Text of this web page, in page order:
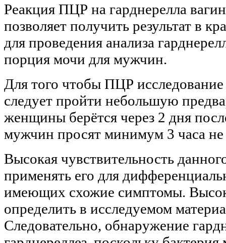
Реакция ПЦР на гарднерелла
позволяет получить результат в
для проведения анализа
порция мочи для мужчин.
Для того чтобы ПЦР
следует пройти небольшую
женщины берётся через 2 дня
мужчин просят минимум 3 часа не
Высокая чувствительность
применять его для
имеющих схожие симптомы.
определить в исследуемом
Следовательно, обнаружение